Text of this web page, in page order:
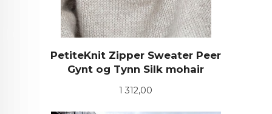
PetiteKnit Zipper Sweater Peer
Gynt og Tynn Silk mohair
Pris
1 312,00